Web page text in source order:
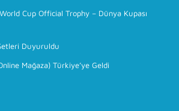
Cup Official Trophy – Dünya Kupası
Duyuruldu
Mağaza) Türkiye’ye Geldi